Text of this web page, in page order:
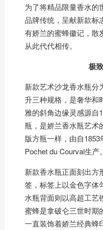
为了将精品限量香水的
品牌传统，呈献新款标
有娇兰的蜜蜂徽记，散
从此代代相传。
极
新款艺术沙龙香水瓶分
升三种规格，是奢华和
雅的斜角边缘灵感源自
瓶，是娇兰香水瓶艺术
版方瓶一样，由自
Pochet du Courval生产。
新款香水瓶正面刻出方
签，标签上以金色字体
水瓶背面则以高超工
蜜蜂是拿破仑三世时期
一直装饰着娇兰经典蜂